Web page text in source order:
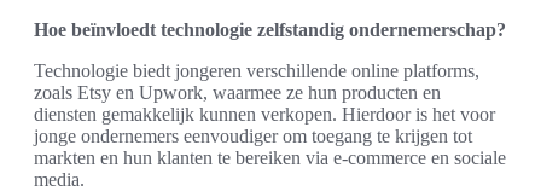
Hoe beïnvloedt technologie zelfstandig ondernemerschap?
Technologie biedt jongeren verschillende online platforms,
zoals Etsy en Upwork, waarmee ze hun producten en
diensten gemakkelijk kunnen verkopen. Hierdoor is het voor
jonge ondernemers eenvoudiger om toegang te krijgen tot
markten en hun klanten te bereiken via e-commerce en sociale
media.